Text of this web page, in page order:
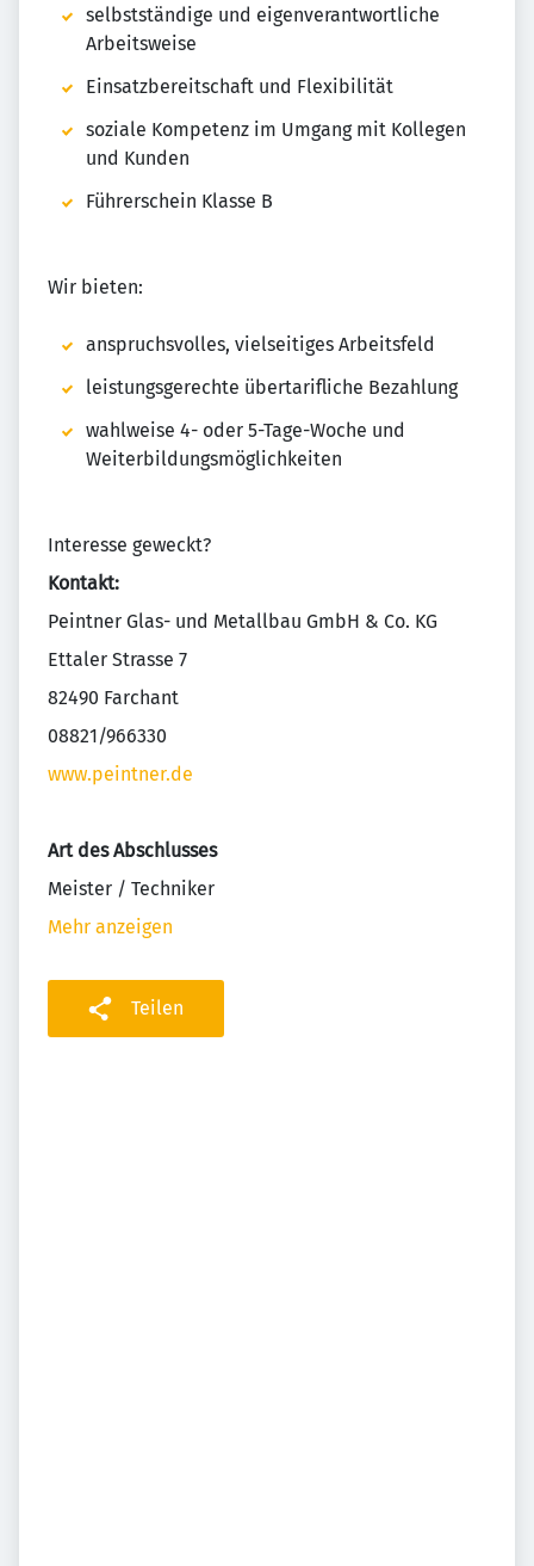
selbstständige und eigenverantwortliche
Arbeitsweise
Einsatzbereitschaft und Flexibilität
soziale Kompetenz im Umgang mit Kollegen
und Kunden
Führerschein Klasse B
Wir bieten:
anspruchsvolles, vielseitiges Arbeitsfeld
leistungsgerechte übertarifliche Bezahlung
wahlweise 4- oder 5-Tage-Woche und
Weiterbildungsmöglichkeiten
Interesse geweckt?
Kontakt:
Peintner Glas- und Metallbau GmbH & Co. KG
Ettaler Strasse 7
82490 Farchant
08821/966330
www.peintner.de
Art des Abschlusses
Meister / Techniker
Mehr anzeigen
Teilen